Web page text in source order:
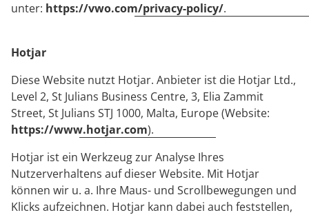
unter: https://vwo.com/privacy-policy/.
Hotjar
Diese Website nutzt Hotjar. Anbieter ist die Hotjar Ltd.,
Level 2, St Julians Business Centre, 3, Elia Zammit
Street, St Julians STJ 1000, Malta, Europe (Website:
https://www.hotjar.com).
Hotjar ist ein Werkzeug zur Analyse Ihres
Nutzerverhaltens auf dieser Website. Mit Hotjar
können wir u. a. Ihre Maus- und Scrollbewegungen und
Klicks aufzeichnen. Hotjar kann dabei auch feststellen,